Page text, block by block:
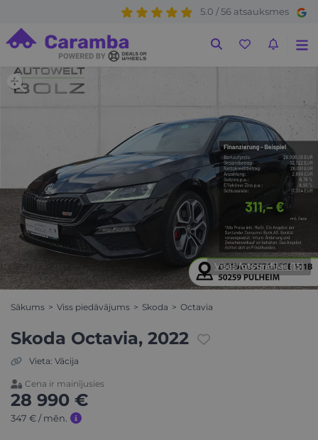
5.0 / 56 atsauksmes
Visas fotogrāfijas (15)
Sākums Viss piedāvājums Skoda Octavia
Skoda Octavia, 2022
Vieta: Vācija
Cena ir mainījusies
28 990 €
347 € / mēn.